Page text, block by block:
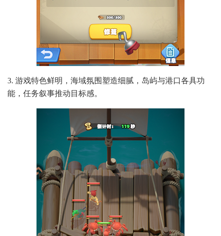
3. 游戏特色鲜明，海域氛围塑造细腻，岛屿与港口各具功
能，任务叙事推动目标感。